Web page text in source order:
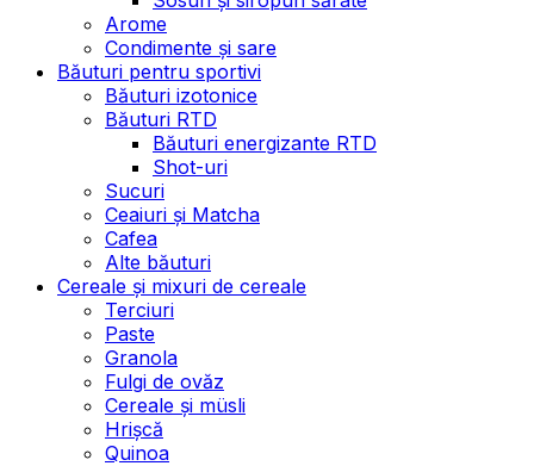
Arome
Condimente și sare
Băuturi pentru sportivi
Băuturi izotonice
Băuturi RTD
Băuturi energizante RTD
Shot-uri
Sucuri
Ceaiuri și Matcha
Cafea
Alte băuturi
Cereale și mixuri de cereale
Terciuri
Paste
Granola
Fulgi de ovăz
Cereale și müsli
Hrișcă
Quinoa